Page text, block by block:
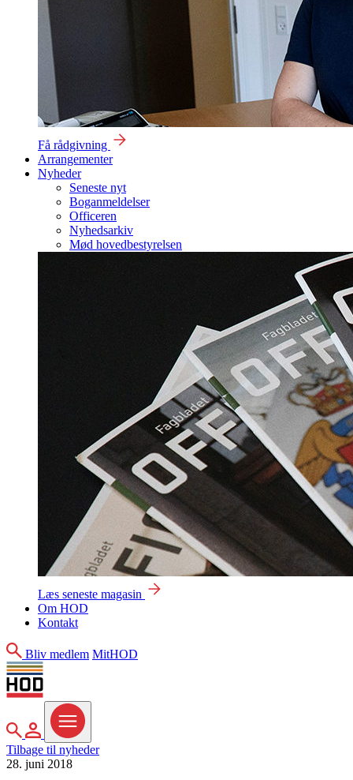
Få rådgivning
Arrangementer
Nyheder
Seneste nyt
Boganmeldelser
Officeren
Nyhedsarkiv
Mød hovedbestyrelsen
Læs seneste magasin
Om HOD
Kontakt
Søg
Bliv medlem MitHOD
MitHOD
Menu
Tilbage til nyheder
28. juni 2018